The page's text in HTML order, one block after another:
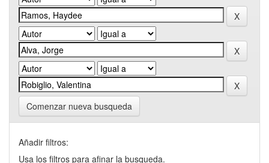
Comenzar nueva busqueda
Añadir filtros:
Usa los filtros para afinar la busqueda.